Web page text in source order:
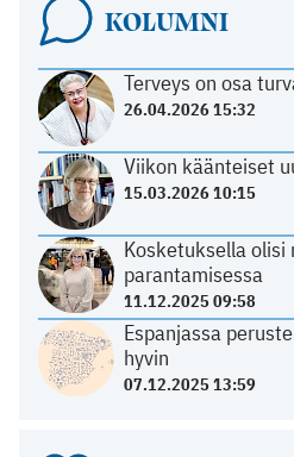
KOLUMNI
Terveys on osa
26.04.2026 15:32
Viikon käänteiset
15.03.2026 10:15
Kosketuksella
parantamisessa
11.12.2025 09:58
Espanjassa
hyvin
07.12.2025 13:59